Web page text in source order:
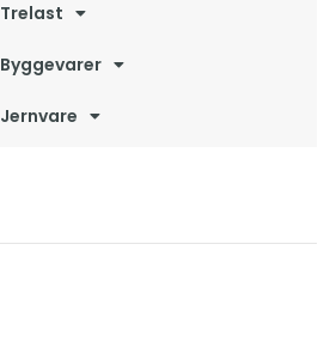
Trelast
Byggevarer
Jernvare